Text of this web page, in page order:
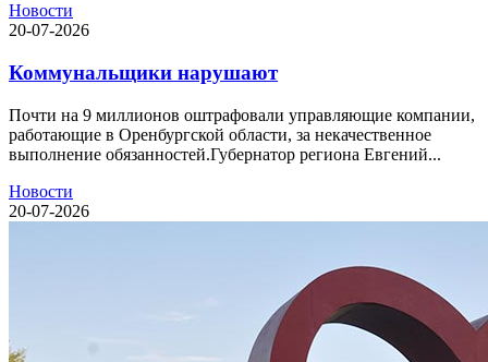
Новости
20-07-2026
Коммунальщики нарушают
Почти на 9 миллионов оштрафовали управляющие компании,
работающие в Оренбургской области, за некачественное
выполнение обязанностей.Губернатор региона Евгений...
Новости
20-07-2026